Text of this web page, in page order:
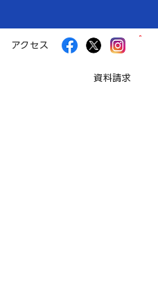
アクセス
資料請求